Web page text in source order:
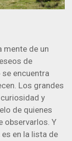
mente de un
de
encuentra
Los grandes
y
de quienes
observarlos. Y
en la lista de